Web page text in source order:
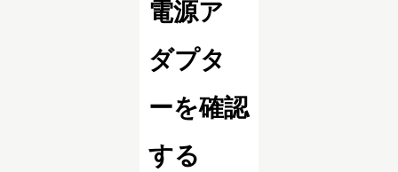
電源ア
ダプタ
ーを確認
する